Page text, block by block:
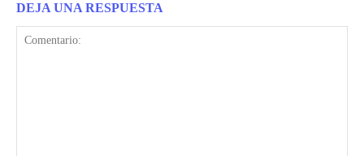
DEJA UNA RESPUESTA